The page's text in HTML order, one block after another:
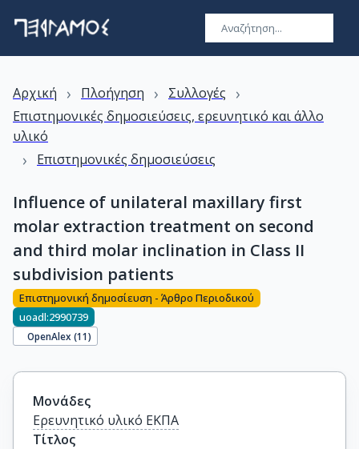
Αρχική › Πλοήγηση › Συλλογές ›
Επιστημονικές δημοσιεύσεις, ερευνητικό και άλλο
υλικό
› Επιστημονικές δημοσιεύσεις
Influence of unilateral maxillary first
molar extraction treatment on second
and third molar inclination in Class II
subdivision patients
Επιστημονική δημοσίευση - Άρθρο Περιοδικού
uoadl:2990739
OpenAlex (11)
Μονάδες
Ερευνητικό υλικό ΕΚΠΑ
Τίτλος